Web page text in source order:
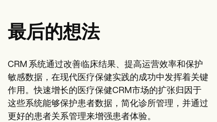
最后的想法
CRM 系统通过改善临床结果、提高运营效率和保护
敏感数据，在现代医疗保健实践的成功中发挥着关键
作用。快速增长的医疗保健CRM市场的扩张归因于
这些系统能够保护患者数据，简化诊所管理，并通过
更好的患者关系管理来增强患者体验。